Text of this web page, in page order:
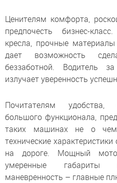
Ценителям комфорта,
предпочесть бизнес-
кресла, прочные
дает возможность
беззаботной. Водитель
излучает уверенность
Почитателям удобства,
большого функционала,
таких машинах не о чем
технические
на дороге. Мощный
умеренные габариты
маневренность – главные